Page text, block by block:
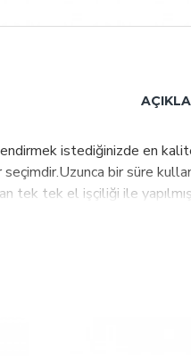
istediğinizde en
bir süre
tek tek el işçiliği ile
için tasarım, üretim ve
Burkley
Hollanda, İsveç, İsviçre,
olarak ürünlerimizi